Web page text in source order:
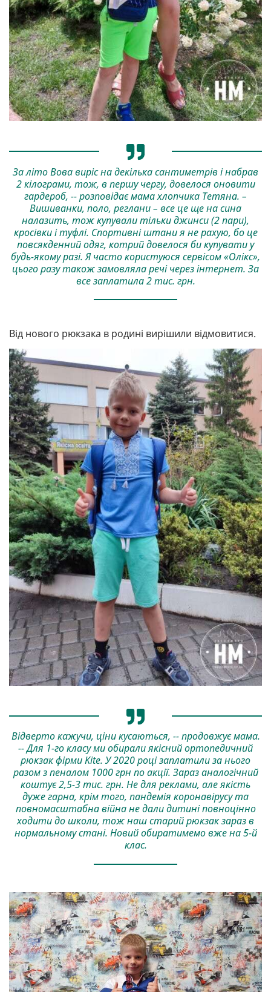
За літо Вова виріс на декілька сантиметрів і набрав
2 кілограми, тож, в першу чергу, довелося оновити
гардероб, -- розповідає мама хлопчика Тетяна. –
Вишиванки, поло, реглани – все це ще на сина
налазить, тож купували тільки джинси (2 пари),
кросівки і туфлі. Спортивні штани я не рахую, бо це
повсякденний одяг, котрий довелося би купувати у
будь-якому разі. Я часто користуюся сервісом «Олікс»,
цього разу також замовляла речі через інтернет. За
все заплатила 2 тис. грн.
Від нового рюкзака в родині вирішили відмовитися.
Відверто кажучи, ціни кусаються, -- продовжує мама.
-- Для 1-го класу ми обирали якісний ортопедичний
рюкзак фірми Kite. У 2020 році заплатили за нього
разом з пеналом 1000 грн по акції. Зараз аналогічний
коштує 2,5-3 тис. грн. Не для реклами, але якість
дуже гарна, крім того, пандемія коронавірусу та
повномасштабна війна не дали дитині повноцінно
ходити до школи, тож наш старий рюкзак зараз в
нормальному стані. Новий обиратимемо вже на 5-й
клас.